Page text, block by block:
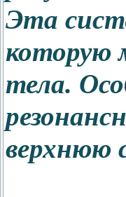
Эта
которую
тела.
верхнюю